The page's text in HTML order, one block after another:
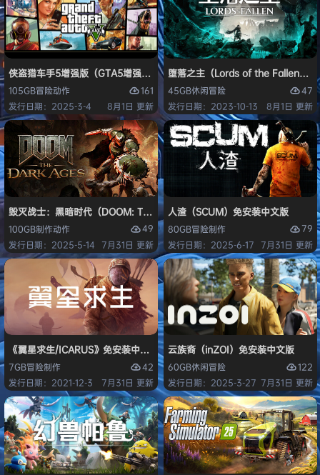
侠盗猎车手5增强版（GTA5增强版（Grand Theft Auto V Enhanced）免
105GB冒险动作
161
发行日期：2025-3-4
8月1日 更新
堕落之主（Lords of the Fallen）免
45GB休闲冒险
47
发行日期：2023-10-13
8月1日 更新
毁灭战士：黑暗时代（DOOM: The Dark Ages）免安装中文版
100GB制作动作
49
发行日期：2025-5-14
7月31日 更新
人渣（SCUM）免安装中文版
80GB冒险制作
79
发行日期：2025-6-17
7月31日 更新
《翼星求生/ICARUS》免安装中文版
7GB冒险制作
42
发行日期：2021-12-3
7月31日 更新
云族裔（inZOI）免安装中文版
60GB休闲冒险
122
发行日期：2025-3-27 7月31日 更新